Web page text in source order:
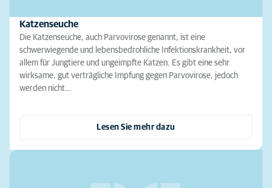
Katzenseuche
Die Katzenseuche, auch Parvovirose genannt, ist eine
schwerwiegende und lebensbedrohliche Infektionskrankheit, vor
allem für Jungtiere und ungeimpfte Katzen. Es gibt eine sehr
wirksame, gut verträgliche Impfung gegen Parvovirose, jedoch
werden nicht…
Lesen Sie mehr dazu